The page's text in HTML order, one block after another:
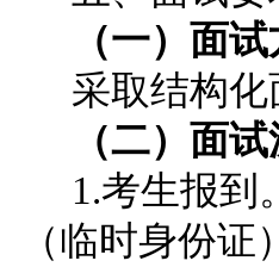
（一）面
采取结构
（二）面
1.考生报到
（临时身份